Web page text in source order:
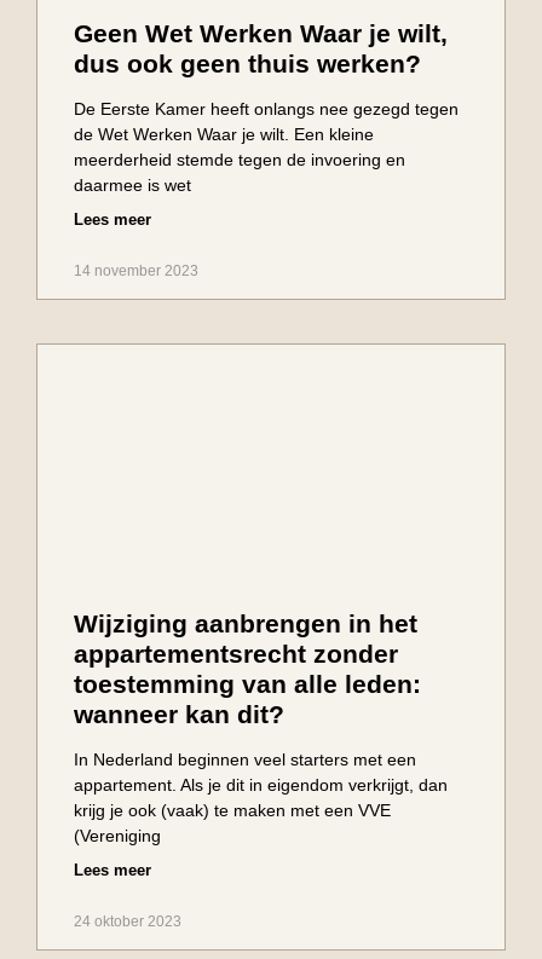
Geen Wet Werken Waar je wilt,
dus ook geen thuis werken?
De Eerste Kamer heeft onlangs nee gezegd tegen
de Wet Werken Waar je wilt. Een kleine
meerderheid stemde tegen de invoering en
daarmee is wet
Lees meer
14 november 2023
Wijziging aanbrengen in het
appartementsrecht zonder
toestemming van alle leden:
wanneer kan dit?
In Nederland beginnen veel starters met een
appartement. Als je dit in eigendom verkrijgt, dan
krijg je ook (vaak) te maken met een VVE
(Vereniging
Lees meer
24 oktober 2023